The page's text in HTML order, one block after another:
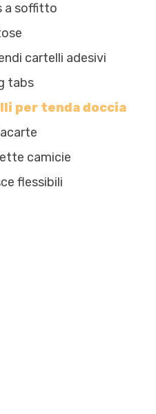
a soffitto
cartelli adesivi
tabs
per tenda doccia
camicie
flessibili